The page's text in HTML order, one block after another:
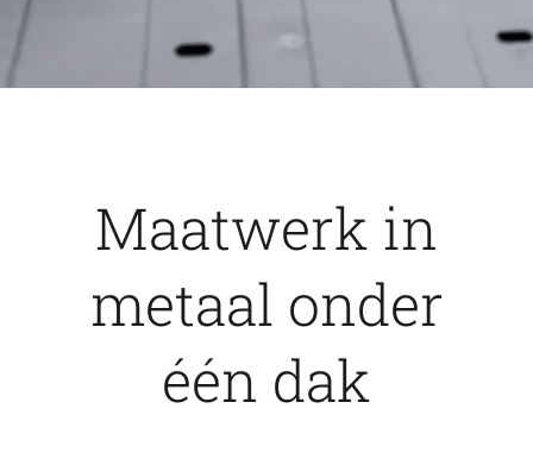
Maatwerk in
metaal onder
één dak